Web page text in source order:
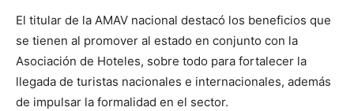
El titular de la AMAV nacional destacó los beneficios que
se tienen al promover al estado en conjunto con la
Asociación de Hoteles, sobre todo para fortalecer la
llegada de turistas nacionales e internacionales, además
de impulsar la formalidad en el sector.